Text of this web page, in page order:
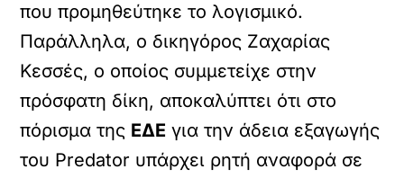
που προμηθεύτηκε το λογισμικό.
Παράλληλα, ο δικηγόρος Ζαχαρίας
Κεσσές, ο οποίος συμμετείχε στην
πρόσφατη δίκη, αποκαλύπτει ότι στο
πόρισμα της ΕΔΕ για την άδεια εξαγωγής
του Predator υπάρχει ρητή αναφορά σε